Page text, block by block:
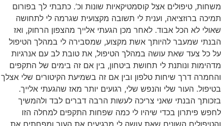
משחות, טיפולים אצל קוסמטיקאיות שונות וכ’. כתבתי לך בפורום
תמיכה ברוזציאה, וענית לי תשובה מקצועית שגרמה לי לתחושה
שאולי לא הכל אבוד. לאחר מכן הגעתי אלייך מהצפון הרחוק, ואז
הבנתי שמעבר להיותך אשת מקצוע, שמסבירה לי במהלך הטיפול
על כל צעד שאת עושה במהלך הטיפול, את טובת לב עם אנרגיות
מדהימות ונותנת לי תחושת ביטחון, בין אם זה בימים של התקפים
והחמרה דרך שיחות טלפון ובין אם זה בשמיעת הקיטורים שלי אצלך
בטיפול. העור שלי והנפש שלי, רגועים יותר מאז שהגעתי אלייך.
בזכותך הבנתי שאני צריכה לעשות הרבה דברים לבד ולהמשיך
לחפש פיתרון בכדי שיהיו לי כמה שפחות התקפים למחלה הזו
והטיפולים השונים שאת עושה לי מרגיעים את העור ומפחתים את